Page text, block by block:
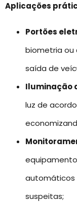
Aplicações
Portões
biometria ou
saída de
Iluminação
luz de
automáticos
suspeitas;